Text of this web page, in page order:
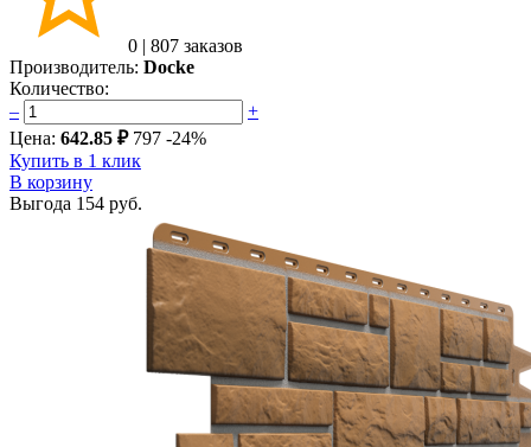
0 | 807 заказов
Производитель: Docke
Количество:
–
+
Цена: 642.85 ₽ 797 -24%
Купить в 1 клик
В корзину
Выгода 154 руб.